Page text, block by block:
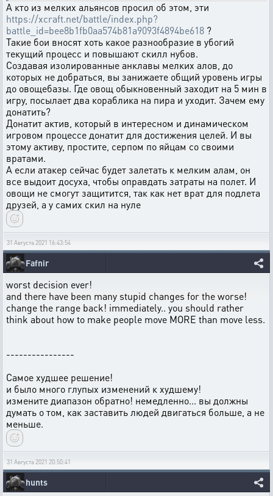
А кто из мелких альянсов просил об этом, эти
https://xcraft.net/battle/index.php?
battle_id=bee8b1fb0aa574b81a9093f4894be618 ?
Такие бои вносят хоть какое разнообразие в убогий
текущий процесс и повышают скилл нубов.
Создавая изолированные анклавы мелких алов, до
которых не добраться, вы занижаете общий уровень игры
до овощебазы. Где овощ обыкновенный заходит на 5 мин в
игру, посылает два кораблика на пира и уходит. Зачем ему
донатить?
Донатит актив, который в интересном и динамическом
игровом процессе донатит для достижения целей. И вы
этому активу, простите, серпом по яйцам со своими
вратами.
А если атакер сейчас будет залетать к мелким алам, он
все выдоит досуха, чтобы оправдать затраты на полет. И
овощи не смогут защитится, так как нет врат для подлета
друзей, а у самих скил на нуле
31 Августа 2021 16:43:54
Fafnir
worst decision ever!
and there have been many stupid changes for the worse!
change the range back! immediately.. you should rather
think about how to make people move MORE than move less.
----------------
Самое худшее решение!
и было много глупых изменений к худшему!
измените диапазон обратно! немедленно... вы должны
думать о том, как заставить людей двигаться больше, а не
меньше.
31 Августа 2021 20:50:41
hunts